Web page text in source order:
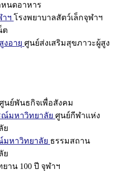
นดอาหาร
าฯ โรงพยาบาลสัตว์เล็กจุฬาฯ
ต
งอายุ ศูนย์ส่งเสริมสุขภาวะผู้สูง
นย์พันธกิจเพื่อสังคม
ณ์มหาวิทยาลัย ศูนย์กีฬาแห่ง
ย
มหาวิทยาลัย ธรรมสถาน
ย
ยาน 100 ปี จุฬาฯ